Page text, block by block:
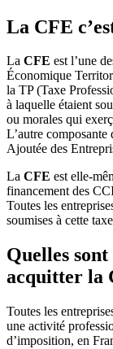
La CFE
La CFE est l’une
Économique
la TP (Taxe
à laquelle étaient
ou morales qui
L’autre
Ajoutée des
La CFE est elle-
financement des
Toutes les
soumises à cette
Quelles
acquitter la
Toutes les
une activité
d’imposition, en